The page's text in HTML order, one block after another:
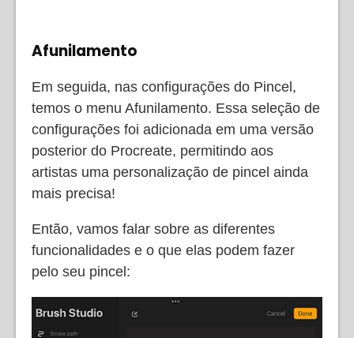
Afunilamento
Em seguida, nas configurações do Pincel,
temos o menu Afunilamento. Essa seleção de
configurações foi adicionada em uma versão
posterior do Procreate, permitindo aos
artistas uma personalização de pincel ainda
mais precisa!
Então, vamos falar sobre as diferentes
funcionalidades e o que elas podem fazer
pelo seu pincel: